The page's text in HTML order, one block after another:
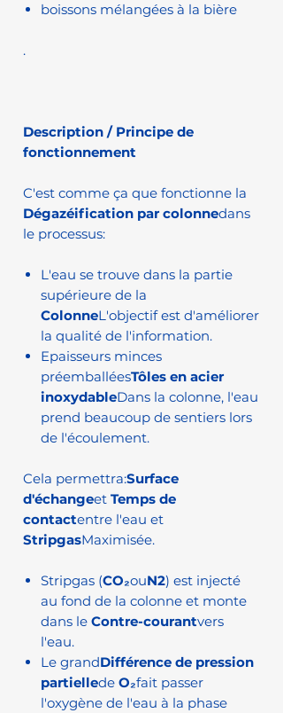
boissons mélangées à la bière
.
Description / Principe de
fonctionnement
C'est comme ça que fonctionne la
Dégazéification par colonnedans
le processus:
L'eau se trouve dans la partie
supérieure de la
ColonneL'objectif est d'améliorer
la qualité de l'information.
Epaisseurs minces
préemballéesTôles en acier
inoxydableDans la colonne, l'eau
prend beaucoup de sentiers lors
de l'écoulement.
Cela permettra:Surface
d'échangeet Temps de
contactentre l'eau et
StripgasMaximisée.
Stripgas (CO₂ouN2) est injecté
au fond de la colonne et monte
dans le Contre-courantvers
l'eau.
Le grandDifférence de pression
partiellede O₂fait passer
l'oxygène de l'eau à la phase